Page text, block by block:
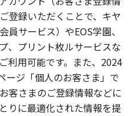
登録いただくことで、キヤ
員サービス）やEOS学園、
、プリント枚ルサービスな
利用可能です。また、2024
ージ「個人のお客さま」で
客さまのご登録情報などに
りに最適化された情報を提